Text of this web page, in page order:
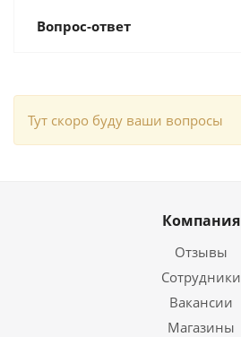
Вопрос-ответ
Тут скоро буду ваши вопросы
Компания
Отзывы
Сотрудники
Вакансии
Магазины